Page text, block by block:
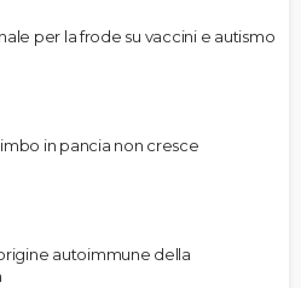
per la frode su vaccini e autismo
in pancia non cresce
autoimmune della